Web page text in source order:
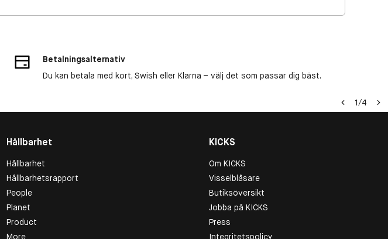
Betalningsalternativ
Du kan betala med kort, Swish eller Klarna – välj det som passar dig bäst.
1/4
Hållbarhet
Hållbarhet
Hållbarhetsrapport
People
Planet
Product
More
KICKS
Om KICKS
Visselblåsare
Butiksöversikt
Jobba på KICKS
Press
Integritetspolicy